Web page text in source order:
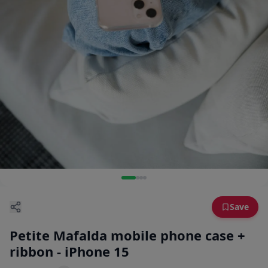
Save
Petite Mafalda mobile phone case +
ribbon - iPhone 15